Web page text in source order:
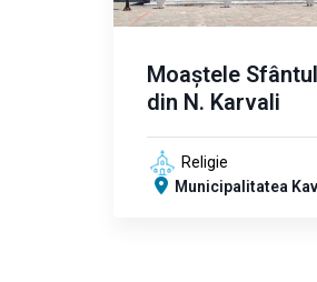
Moaștele
din N. Karvali
Religie
Municipalitatea